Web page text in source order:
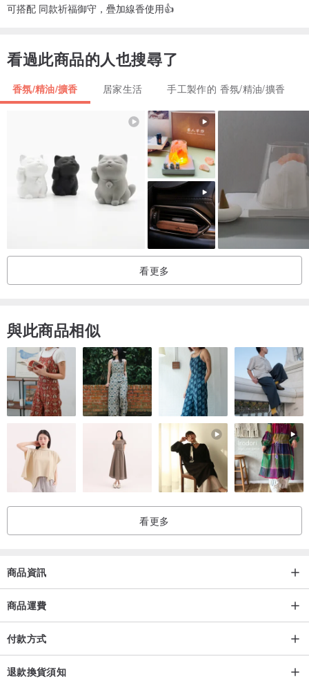
可搭配 同款祈福御守，疊加線香使用👍
看過此商品的人也搜尋了
香氛/精油/擴香 居家生活 手工製作的 香氛/精油/擴香
看更多
與此商品相似
看更多
商品資訊
商品運費
付款方式
退款換貨須知